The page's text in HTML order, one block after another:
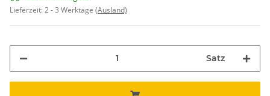
Lieferzeit:2 - 3 Werktage (Ausland)
Satz